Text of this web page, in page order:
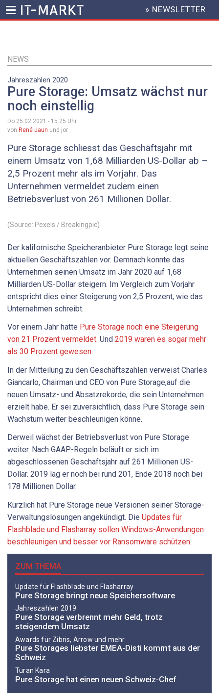
Inhalt
HEADER
MENU
» NEWSLETTER
NEWS
Jahreszahlen 2020
Pure Storage: Umsatz wächst nur
noch einstellig
Do 25.02.2021 - 15:25 Uhr
von René Jaun und jor
Pure Storage schliesst das Geschäftsjahr mit
einem Umsatz von 1,68 Milliarden US-Dollar ab –
2,5 Prozent mehr als im Vorjahr. Das
Unternehmen vermeldet zudem einen
Betriebsverlust von 261 Millionen Dollar.
(Source: Pexels / Breakingpic)
Der kalifornische Speicheranbieter Pure Storage legt seine
aktuellen Geschäftszahlen vor. Demnach konnte das
Unternehmen seinen Umsatz im Jahr 2020 auf 1,68
Milliarden US-Dollar steigern. Im Vergleich zum Vorjahr
entspricht dies einer Steigerung von 2,5 Prozent, wie das
Unternehmen schreibt.
Vor einem Jahr hatte Pure Storage noch eine Steigerung
von 21 Prozent vermeldet. Und 2019 waren es sogar mehr
als 30 Prozent gewesen.
In der Mitteilung zu den Geschäftszahlen verweist Charles
Giancarlo, Chairman und CEO von Pure Storage,auf die
neuen Umsatz- und Absatzrekorde, die sein Unternehmen
erzielt habe. Er sei zuversichtlich, dass Pure Storage sein
Wachstum weiter beschleunigen könne.
Derweil wächst der Betriebsverlust von Pure Storage
weiter. Nach GAAP-Regeln beläuft er sich im
abgeschlossenen Geschäftsjahr auf 261 Millionen US-
Dollar. 2019 lag er noch bei rund 201, Ende 2018 noch bei
178 Millionen Dollar.
Kürzlich hat Pure Storage neue Versionen seiner Storage-
Verwaltungslösungen angekündigt. Die Updates für
Flashblade und Flasharray sollen Windows-Anwendungen
beschleunigen und besser vor Ransomware schützen.
ZUM THEMA
Update für Flashblade und Flasharray
Pure Storage bringt neue Speichersoftware
Jahreszahlen 2019
Pure Storage verbrennt mehr Geld, trotz
steigendem Umsatz
Awards für Zibris, Arrow und mehr
Pure Storages liebster EMEA-Disti kommt aus der
Schweiz
Turan Kara
Pure Storage hat einen neuen Schweiz-Chef